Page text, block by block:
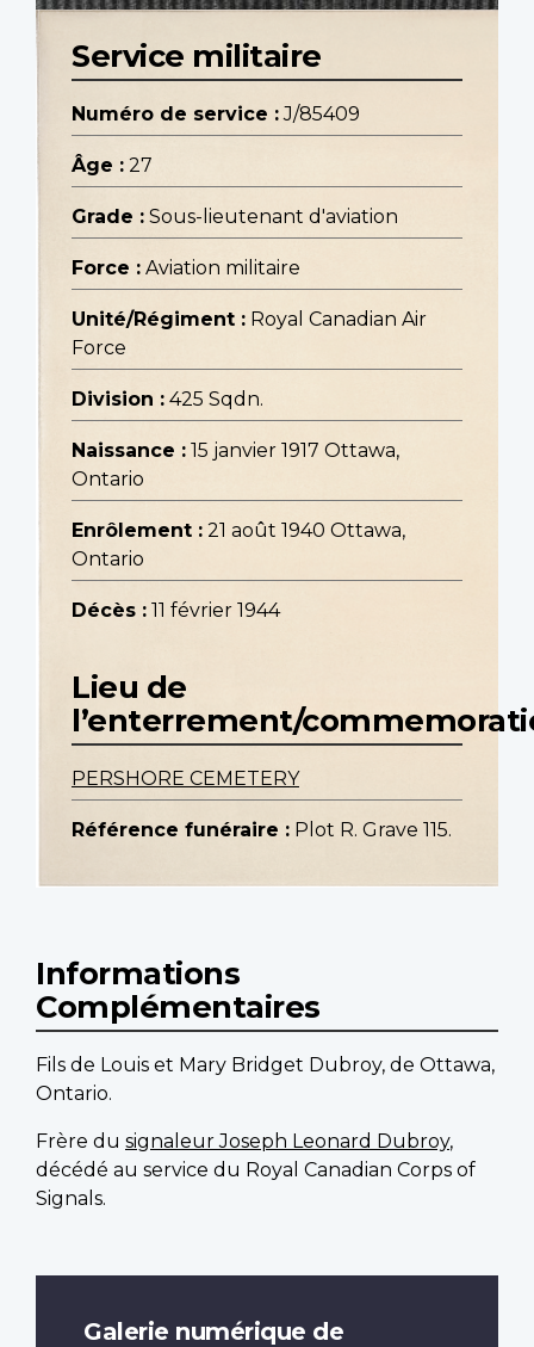
Service militaire
Numéro de service : J/85409
Âge : 27
Grade : Sous-lieutenant d'aviation
Force : Aviation militaire
Unité/Régiment : Royal Canadian Air
Force
Division : 425 Sqdn.
Naissance : 15 janvier 1917 Ottawa,
Ontario
Enrôlement : 21 août 1940 Ottawa,
Ontario
Décès : 11 février 1944
Lieu de
l’enterrement/
PERSHORE CEMETERY
Référence funéraire : Plot R. Grave 115.
Informations
Complémentaires
Fils de Louis et Mary Bridget Dubroy, de Ottawa,
Ontario.
Frère du signaleur Joseph Leonard Dubroy,
décédé au service du Royal Canadian Corps of
Signals.
Galerie numérique de